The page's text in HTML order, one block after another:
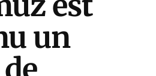
un